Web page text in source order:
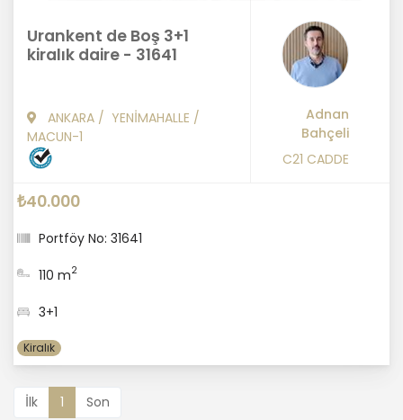
Urankent de Boş 3+1
kiralık daire - 31641
ANKARA / YENİMAHALLE /
MACUN-1
Adnan
Bahçeli
C21 CADDE
₺40.000
Portföy No: 31641
110 m2
3+1
Kiralık
İlk 1 Son